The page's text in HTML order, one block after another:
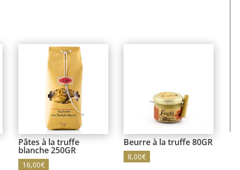
Pâtes à la truffe
blanche 250GR
16,00€
Beurre à la truffe 80GR
8,00€